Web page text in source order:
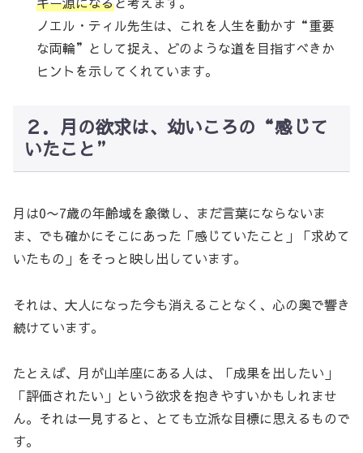
ノエル・ティル先生は、これを人生を動かす“重要
な両輪”として捉え、どのような道を目指すべきか
ヒントを示してくれています。
２．月の欲求は、幼いころの“感じて
いたこと”
月は0〜7歳の年齢域を象徴し、まだ言葉にならないま
ま、でも確かにそこにあった「感じていたこと」「求めて
いたもの」をそっと映し出しています。
それは、大人になった今も消えることなく、心の奥で響き
続けています。
たとえば、月が山羊座にある人は、「成果を出したい」
「評価されたい」という欲求を抱きやすいかもしれませ
ん。それは一見すると、とても立派な目標に思えるもので
す。